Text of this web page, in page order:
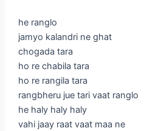
he ranglo
jamyo kalandri ne ghat
chogada tara
ho re chabila tara
ho re rangila tara
rangbheru jue tari vaat ranglo
he haly haly haly
vahi jaay raat vaat maa ne